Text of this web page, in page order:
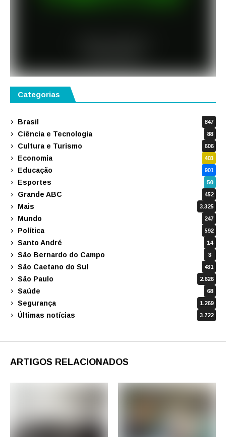
Categorias
Brasil 847
Ciência e Tecnologia 88
Cultura e Turismo 606
Economia 403
Educação 901
Esportes 50
Grande ABC 452
Mais 3.325
Mundo 247
Política 592
Santo André 14
São Bernardo do Campo 3
São Caetano do Sul 431
São Paulo 2.626
Saúde 68
Segurança 1.269
Últimas notícias 3.722
ARTIGOS RELACIONADOS